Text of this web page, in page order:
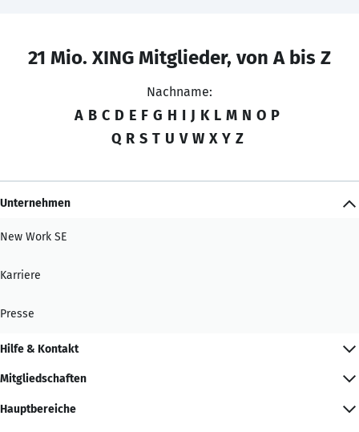
21 Mio. XING Mitglieder, von A bis Z
Nachname:
A B C D E F G H I J K L M N O P
Q R S T U V W X Y Z
Unternehmen
New Work SE
Karriere
Presse
Hilfe & Kontakt
Mitgliedschaften
Hauptbereiche